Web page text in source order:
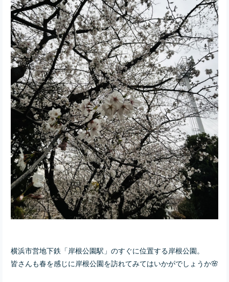
横浜市営地下鉄「岸根公園駅」のすぐに位置する岸根公園。
皆さんも春を感じに岸根公園を訪れてみてはいかがでしょうか🌸